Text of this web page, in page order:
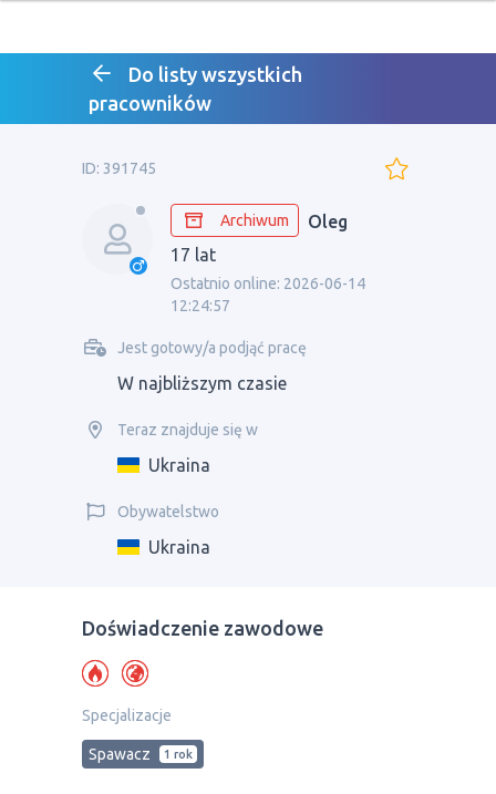
Do listy wszystkich
pracowników
ID: 391745
Archiwum
Oleg
17 lat
Ostatnio online: 2026-06-14
12:24:57
Jest gotowy/a podjąć pracę
W najbliższym czasie
Teraz znajduje się w
Ukraina
Obywatelstwo
Ukraina
Doświadczenie zawodowe
Specjalizacje
Spawacz 1 rok